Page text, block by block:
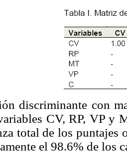
discriminante con
CV, RP, VP y
total de los
el 98.6% de los